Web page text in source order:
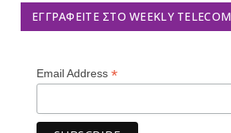
ΕΓΓΡΑΦΕΊΤΕ ΣΤΟ WEEKLY TELECOM
Email Address *